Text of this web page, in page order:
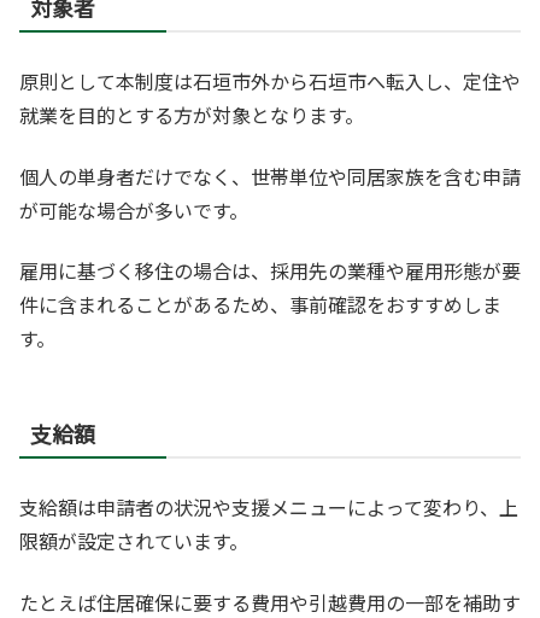
対象者
原則として本制度は石垣市外から石垣市へ転入し、定住や
就業を目的とする方が対象となります。
個人の単身者だけでなく、世帯単位や同居家族を含む申請
が可能な場合が多いです。
雇用に基づく移住の場合は、採用先の業種や雇用形態が要
件に含まれることがあるため、事前確認をおすすめしま
す。
支給額
支給額は申請者の状況や支援メニューによって変わり、上
限額が設定されています。
たとえば住居確保に要する費用や引越費用の一部を補助す